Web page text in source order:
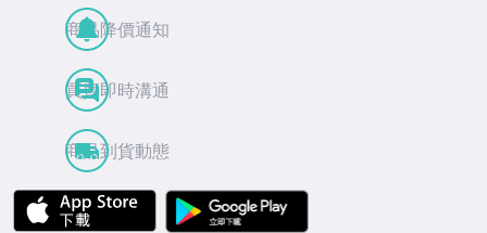
商品降價通知
買賣即時溝通
商品到貨動態
APP Store